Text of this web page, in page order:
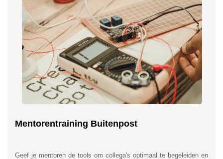
Mentorentraining Buitenpost
Geef je mentoren de tools om collega's optimaal te begeleiden en